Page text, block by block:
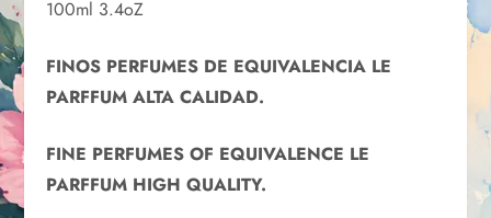
100ml 3.4oZ
FINOS PERFUMES DE EQUIVALENCIA LE
PARFFUM ALTA CALIDAD.
FINE PERFUMES OF EQUIVALENCE LE
PARFFUM HIGH QUALITY.